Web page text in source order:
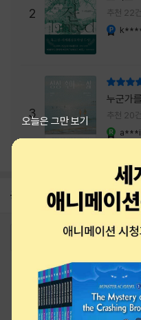
2
주는 실
내는 최
추천 22건
3
누군가
추천 20건
a***i
공지 26년 NBCI 수상 안내
2026-08-01
오늘은 그만 보기
로그인
고객센터 1544-3800 티
eBook
예스이십사(